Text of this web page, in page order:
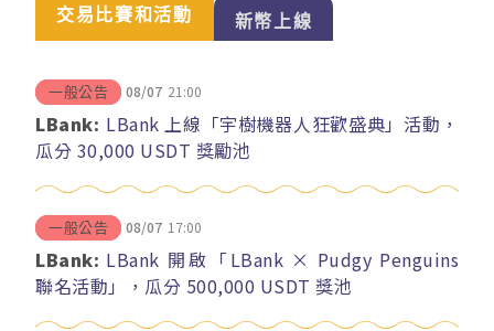
交易比賽和活動 新幣上線
一般公告 08/07 21:00
LBank: LBank 上線「宇樹機器人狂歡盛典」活動，
瓜分 30,000 USDT 獎勵池
一般公告 08/07 17:00
LBank: LBank 開啟「LBank × Pudgy Penguins
聯名活動」，瓜分 500,000 USDT 獎池